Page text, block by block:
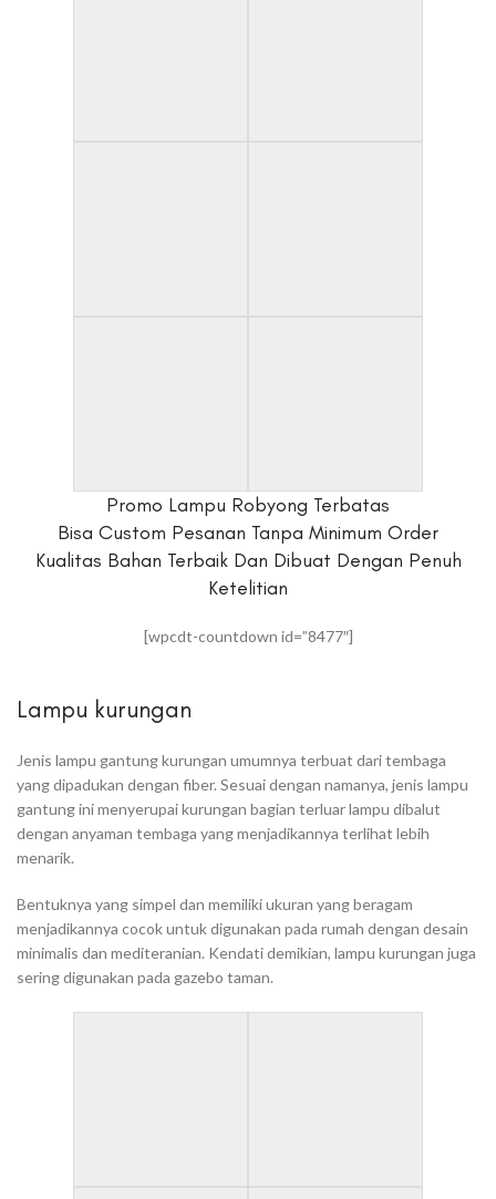
Promo Lampu Robyong Terbatas
Bisa Custom Pesanan Tanpa Minimum Order
Kualitas Bahan Terbaik Dan Dibuat Dengan Penuh
Ketelitian
[wpcdt-countdown id=”8477″]
Lampu kurungan
Jenis lampu gantung kurungan umumnya terbuat dari tembaga
yang dipadukan dengan fiber. Sesuai dengan namanya, jenis lampu
gantung ini menyerupai kurungan bagian terluar lampu dibalut
dengan anyaman tembaga yang menjadikannya terlihat lebih
menarik.
Bentuknya yang simpel dan memiliki ukuran yang beragam
menjadikannya cocok untuk digunakan pada rumah dengan desain
minimalis dan mediteranian. Kendati demikian, lampu kurungan juga
sering digunakan pada gazebo taman.